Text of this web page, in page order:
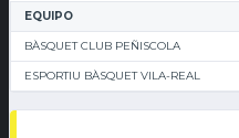
EQUIPO
BÀSQUET CLUB PEÑISCOLA
ESPORTIU BÀSQUET VILA-REAL